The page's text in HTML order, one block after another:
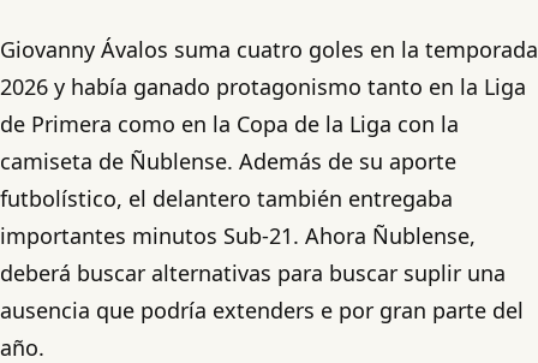
Giovanny Ávalos suma cuatro goles en la temporada
2026 y había ganado protagonismo tanto en la Liga
de Primera como en la Copa de la Liga con la
camiseta de Ñublense. Además de su aporte
futbolístico, el delantero también entregaba
importantes minutos Sub-21. Ahora Ñublense,
deberá buscar alternativas para buscar suplir una
ausencia que podría extenders e por gran parte del
año.